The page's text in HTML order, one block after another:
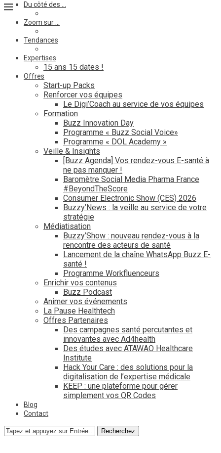
Du côté des …
Zoom sur …
Tendances
Expertises
15 ans 15 dates !
Offres
Start-up Packs
Renforcer vos équipes
Le Digi’Coach au service de vos équipes
Formation
Buzz Innovation Day
Programme « Buzz Social Voice»
Programme « DOL Academy »
Veille & Insights
[Buzz Agenda] Vos rendez-vous E-santé à
ne pas manquer !
Baromètre Social Media Pharma France
#BeyondTheScore
Consumer Electronic Show (CES) 2026
Buzzy’News : la veille au service de votre
stratégie
Médiatisation
Buzzy’Show : nouveau rendez-vous à la
rencontre des acteurs de santé
Lancement de la chaîne WhatsApp Buzz E-
santé !
Programme Workfluenceurs
Enrichir vos contenus
Buzz Podcast
Animer vos événements
La Pause Healthtech
Offres Partenaires
Des campagnes santé percutantes et
innovantes avec Ad4health
Des études avec ATAWAO Healthcare
Institute
Hack Your Care : des solutions pour la
digitalisation de l’expertise médicale
KEEP : une plateforme pour gérer
simplement vos QR Codes
Blog
Contact
Recherchez